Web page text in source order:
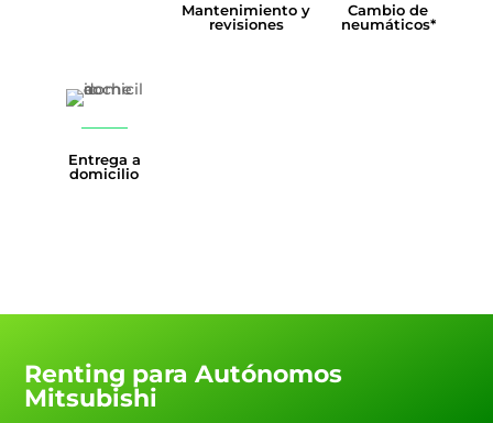
Mantenimiento y
revisiones
Cambio de
neumáticos*
Entrega a
domicilio
Renting para Autónomos
Mitsubishi